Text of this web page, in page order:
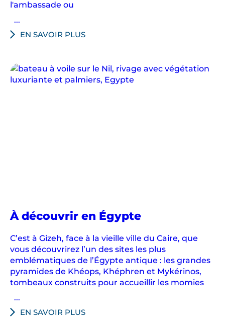
l'ambassade ou
...
EN SAVOIR PLUS
À découvrir en Égypte
C’est à Gizeh, face à la vieille ville du Caire, que
vous découvrirez l’un des sites les plus
emblématiques de l’Égypte antique : les grandes
pyramides de Khéops, Khéphren et Mykérinos,
tombeaux construits pour accueillir les momies
...
EN SAVOIR PLUS